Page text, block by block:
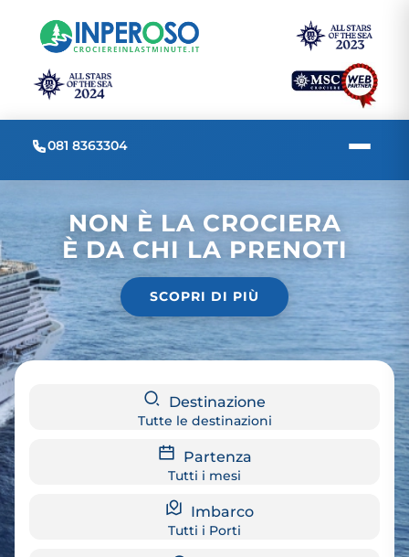
081 8363304
NON È LA CROCIERA
È DA CHI LA PRENOTI
SCOPRI DI PIÙ
Destinazione
Tutte le destinazioni
Partenza
Tutti i mesi
Imbarco
Tutti i Porti